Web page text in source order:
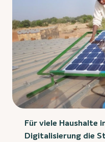
Für viele Haushalte
Digitalisierung die